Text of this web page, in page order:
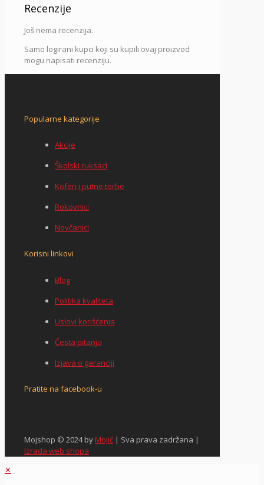
Recenzije
Još nema recenzija.
Samo logirani kupci koji su kupili ovaj proizvod
mogu napisati recenziju.
Popularne kategorije
Akcije
Školski ruksaci
Koferi i putne torbe
Rokovnici
Novčanici
Korisni linkovi
Blog
Politika kvaliteta
Uslovi korišćenja
Česta pitanja
Izjava o garanciji
Pratite na facebook-u
Mojshop © 2024 byMojić | Sva prava zadržana |
Izrada web shopa
✕